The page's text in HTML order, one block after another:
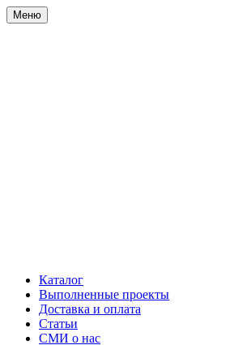
Меню
Каталог
Выполненные проекты
Доставка и оплата
Статьи
СМИ о нас